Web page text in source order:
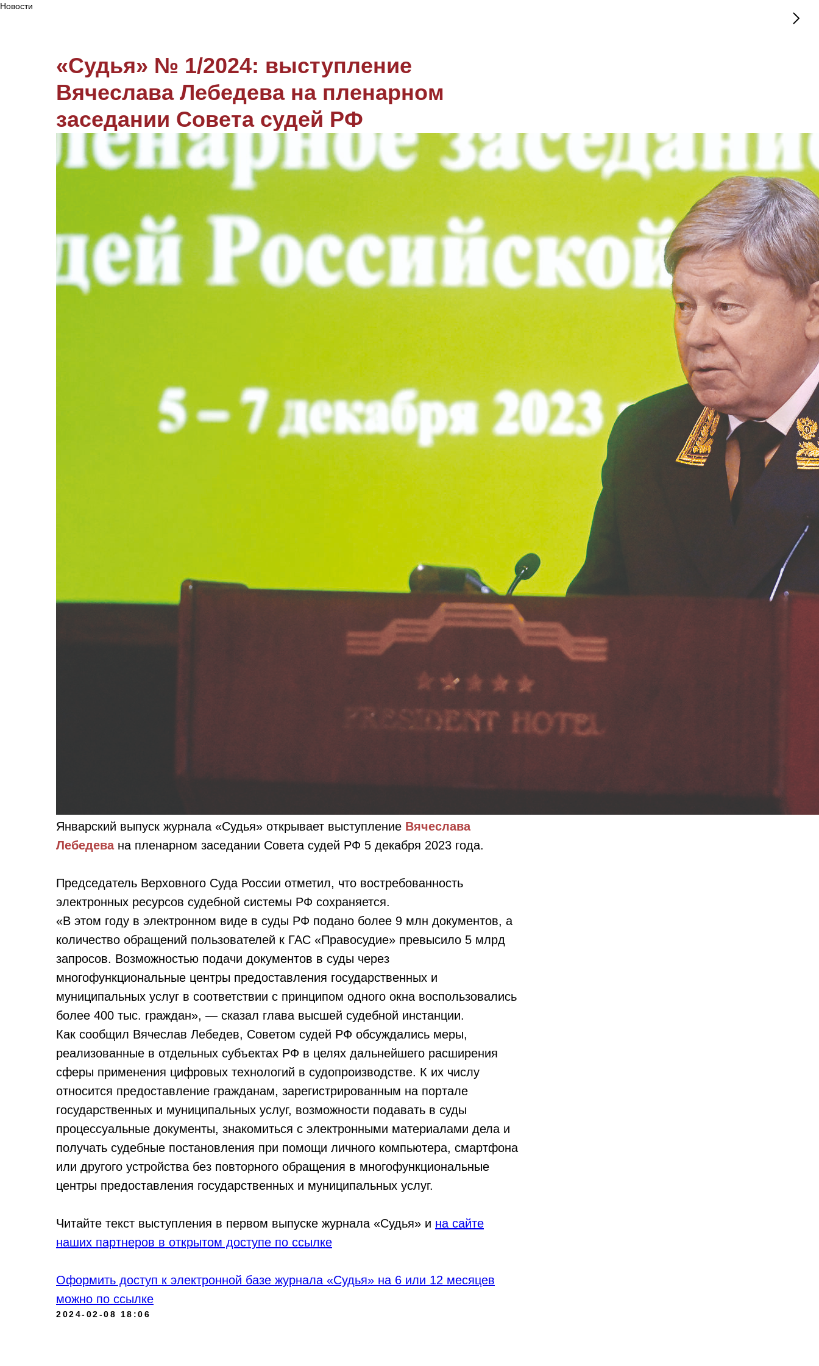
Новости
«Судья» № 1/2024: выступление
Вячеслава Лебедева на пленарном
заседании Совета судей РФ
Январский выпуск журнала «Судья» открывает выступление Вячеслава
Лебедева на пленарном заседании Совета судей РФ 5 декабря 2023 года.
Председатель Верховного Суда России отметил, что востребованность
электронных ресурсов судебной системы РФ сохраняется.
«В этом году в электронном виде в суды РФ подано более 9 млн документов, а
количество обращений пользователей к ГАС «Правосудие» превысило 5 млрд
запросов. Возможностью подачи документов в суды через
многофункциональные центры предоставления государственных и
муниципальных услуг в соответствии с принципом одного окна воспользовались
более 400 тыс. граждан», — сказал глава высшей судебной инстанции.
Как сообщил Вячеслав Лебедев, Советом судей РФ обсуждались меры,
реализованные в отдельных субъектах РФ в целях дальнейшего расширения
сферы применения цифровых технологий в судопроизводстве. К их числу
относится предоставление гражданам, зарегистрированным на портале
государственных и муниципальных услуг, возможности подавать в суды
процессуальные документы, знакомиться с электронными материалами дела и
получать судебные постановления при помощи личного компьютера, смартфона
или другого устройства без повторного обращения в многофункциональные
центры предоставления государственных и муниципальных услуг.
Читайте текст выступления в первом выпуске журнала «Судья» и на сайте
наших партнеров в открытом доступе по ссылке
Оформить доступ к электронной базе журнала «Судья» на 6 или 12 месяцев
можно по ссылке
2024-02-08 18:06